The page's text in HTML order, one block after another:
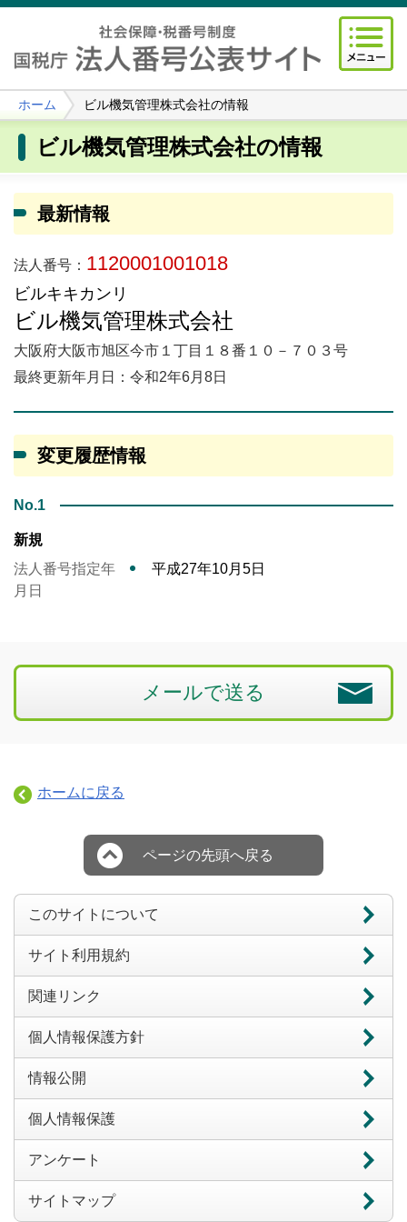
ホーム ビル機気管理株式会社の情報
ビル機気管理株式会社の情報
最新情報
法人番号： 1120001001018
ビルキキカンリ
ビル機気管理株式会社
大阪府大阪市旭区今市１丁目１８番１０－７０３号
最終更新年月日：令和2年6月8日
変更履歴情報
No.1
新規
法人番号指定年
月日
平成27年10月5日
メールで送る
ホームに戻る
ページの先頭へ戻る
このサイトについて
サイト利用規約
関連リンク
個人情報保護方針
情報公開
個人情報保護
アンケート
サイトマップ